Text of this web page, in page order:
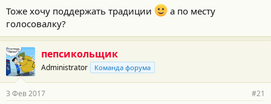
с
т
:
Тоже хочу поддержать традиции
а по месту
голосовалку?
пепсикольщик
Administrator Команда форума
3 Фев 2017 #21